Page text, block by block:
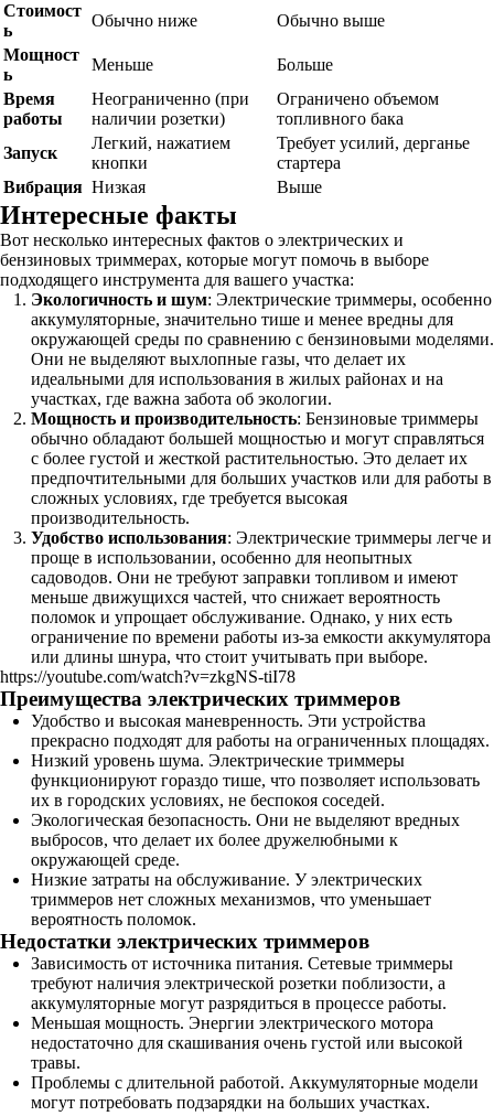
Стоимост
ь
Обычно ниже
Обычно выше
Мощност
ь
Меньше
Больше
Время
работы
Неограниченно (при
наличии розетки)
Ограничено объемом
топливного бака
Запуск
Легкий, нажатием
кнопки
Требует усилий, дерганье
стартера
Вибрация Низкая Выше
Интересные факты
Вот несколько интересных фактов о электрических и
бензиновых триммерах, которые могут помочь в выборе
подходящего инструмента для вашего участка:
Экологичность и шум: Электрические триммеры, особенно
аккумуляторные, значительно тише и менее вредны для
окружающей среды по сравнению с бензиновыми моделями.
Они не выделяют выхлопные газы, что делает их
идеальными для использования в жилых районах и на
участках, где важна забота об экологии.
Мощность и производительность: Бензиновые триммеры
обычно обладают большей мощностью и могут справляться
с более густой и жесткой растительностью. Это делает их
предпочтительными для больших участков или для работы в
сложных условиях, где требуется высокая
производительность.
Удобство использования: Электрические триммеры легче и
проще в использовании, особенно для неопытных
садоводов. Они не требуют заправки топливом и имеют
меньше движущихся частей, что снижает вероятность
поломок и упрощает обслуживание. Однако, у них есть
ограничение по времени работы из-за емкости аккумулятора
или длины шнура, что стоит учитывать при выборе.
https://youtube.com/watch?v=zkgNS-tiI78
Преимущества электрических триммеров
Удобство и высокая маневренность. Эти устройства
прекрасно подходят для работы на ограниченных площадях.
Низкий уровень шума. Электрические триммеры
функционируют гораздо тише, что позволяет использовать
их в городских условиях, не беспокоя соседей.
Экологическая безопасность. Они не выделяют вредных
выбросов, что делает их более дружелюбными к
окружающей среде.
Низкие затраты на обслуживание. У электрических
триммеров нет сложных механизмов, что уменьшает
вероятность поломок.
Недостатки электрических триммеров
Зависимость от источника питания. Сетевые триммеры
требуют наличия электрической розетки поблизости, а
аккумуляторные могут разрядиться в процессе работы.
Меньшая мощность. Энергии электрического мотора
недостаточно для скашивания очень густой или высокой
травы.
Проблемы с длительной работой. Аккумуляторные модели
могут потребовать подзарядки на больших участках.